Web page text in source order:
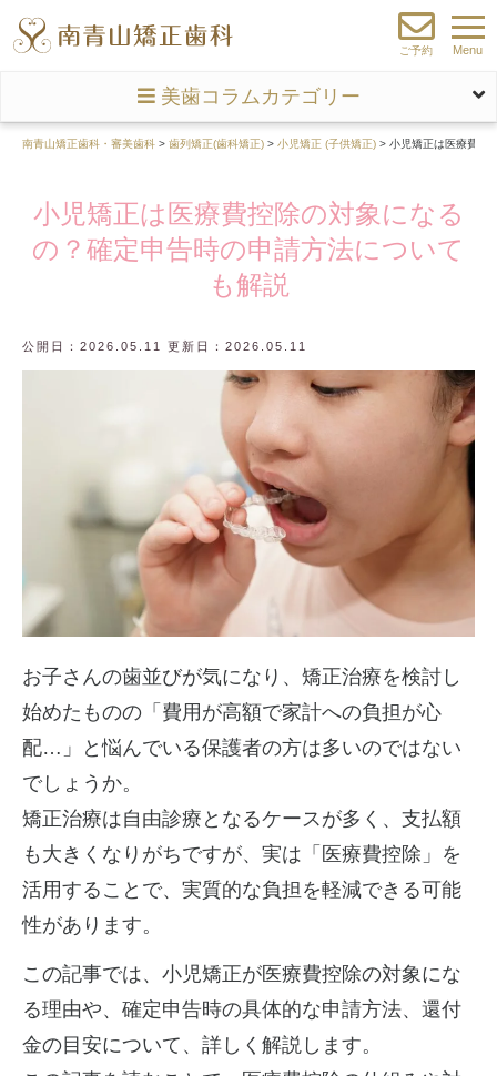
ご予約 Menu
美歯コラムカテゴリー
南青山矯正歯科・審美歯科 > 歯列矯正(歯科矯正) > 小児矯正 (子供矯正) > 小児矯正は医療費控
小児矯正は医療費控除の対象になる
の？確定申告時の申請方法について
も解説
公開日：2026.05.11 更新日：2026.05.11
お子さんの歯並びが気になり、矯正治療を検討し
始めたものの「費用が高額で家計への負担が心
配…」と悩んでいる保護者の方は多いのではない
でしょうか。
矯正治療は自由診療となるケースが多く、支払額
も大きくなりがちですが、実は「医療費控除」を
活用することで、実質的な負担を軽減できる可能
性があります。
この記事では、小児矯正が医療費控除の対象にな
る理由や、確定申告時の具体的な申請方法、還付
金の目安について、詳しく解説します。